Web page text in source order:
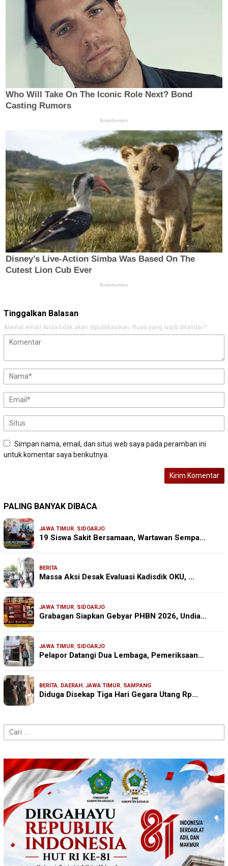
Tinggalkan Balasan
Alamat email Anda tidak akan dipublikasikan. Ruas yang wajib ditandai *
Simpan nama, email, dan situs web saya pada peramban ini
untuk komentar saya berikutnya.
PALING BANYAK DIBACA
JAWA TIMUR, SIDOARJO
19 Siswa Sakit Bersamaan, Wartawan Sempa…
BERITA
Massa Aksi Desak Evaluasi Kadisdik OKU, …
JAWA TIMUR, SIDOARJO
Grabagan Siapkan Gebyar PHBN 2026, Undia…
JAWA TIMUR, SIDOARJO
Pelapor Datangi Dua Lembaga, Pemeriksaan…
BERITA, DAERAH, JAWA TIMUR, SAMPANG
Diduga Disekap Tiga Hari Gegara Utang Rp…
Cari
untuk: